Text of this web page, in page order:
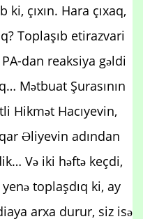
ki, çıxın. Hara çıxaq,
Toplaşıb etirazvari
dan reaksiya gəldi
Mətbuat Şurasının
Hikmət Hacıyevin,
Əliyevin adından
Və iki həftə keçdi,
toplaşdıq ki, ay
arxa durur, siz isə